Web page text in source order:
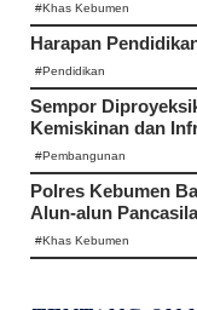
#Khas Kebumen
Harapan
#Pendidikan
Sempor
Kemiskinan dan
#Pembangunan
Polres Kebumen
Alun-alun Pancasila
#Khas Kebumen